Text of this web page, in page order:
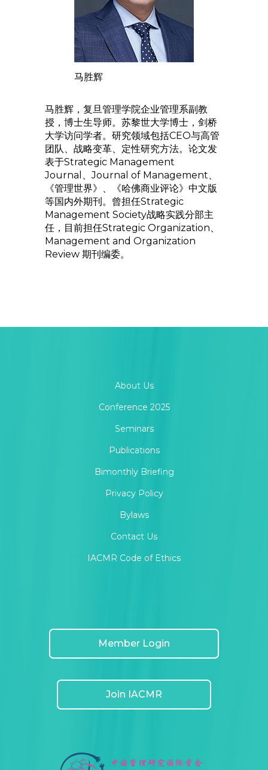
马胜辉
马胜辉，复旦管理学院企业管理系副教
授，博士生导师。苏黎世大学博士，剑桥
大学访问学者。研究领域包括CEO与高管
团队、战略变革、定性研究方法。论文发
表于Strategic Management
Journal、Journal of Management、
《管理世界》、《哈佛商业评论》中文版
等国内外期刊。曾担任Strategic
Management Society战略实践分部主
任，目前担任Strategic Organization、
Management and Organization
Review 期刊编委。
About Us
Conference 2025
Seminars
Publications
Bimonthly Briefing
Privacy Policy
Bylaws
Contact Us
IACMR Code of Ethics
Member Login
Join IACMR